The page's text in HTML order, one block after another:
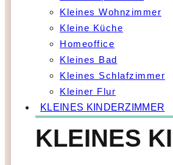
Kleines Wohnzimmer
Kleine Küche
Homeoffice
Kleines Bad
Kleines Schlafzimmer
Kleiner Flur
KLEINES KINDERZIMMER
KLEINES